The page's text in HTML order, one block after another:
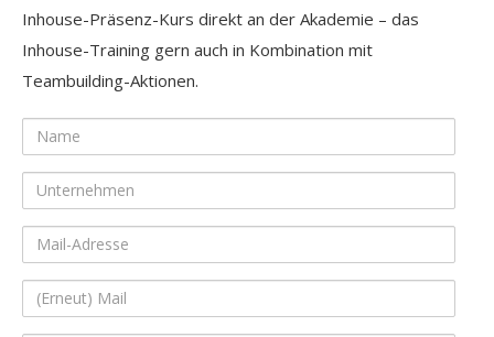
Inhouse-Präsenz-Kurs direkt an der Akademie – das
Inhouse-Training gern auch in Kombination mit
Teambuilding-Aktionen.
Name
Unternehmen
Mail-
Adresse
(Erneut)
Mail